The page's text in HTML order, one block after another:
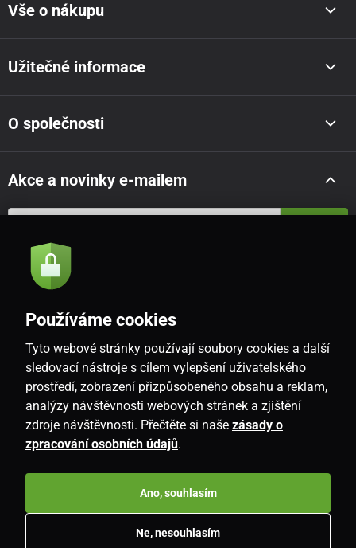
Vše o nákupu
Užitečné informace
O společnosti
Akce a novinky e-mailem
Souhlasím se
CZ
www.i-living.cz. Všechna práva vyhrazena.
Používáme cookies
Tyto webové stránky používají soubory cookies a další
sledovací nástroje s cílem vylepšení uživatelského
prostředí, zobrazení přizpůsobeného obsahu a reklam,
analýzy návštěvnosti webových stránek a zjištění
zdroje návštěvnosti. Přečtěte si naše zásady o
zpracování osobních údajů.
Ne, nesouhlasím
Ano, souhlasím